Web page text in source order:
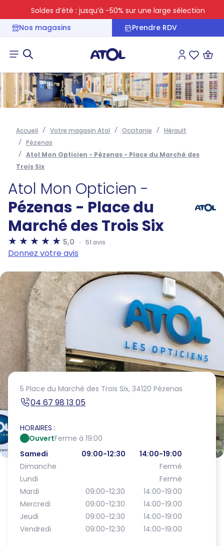
Soldes d’été : jusqu’à -50% sur une large sélection
Nos magasins
Prendre RDV
Connexion
Accueil Votre magasin Atol Occitanie
Hérault
Pézenas
Atol Mon Opticien - Pézenas - Place du Marché des
Trois Six
Atol Mon Opticien -
Pézenas - Place du
Marché des Trois Six
5,0 51 avis
Donnez votre avis
5 Place du Marché des Trois Six, 34120 Pézenas
04 67 98 13 05
HORAIRES :
OuvertFerme à 19:00
Samedi
09:00-12:30
14:00-19:00
Dimanche
Fermé
Lundi
Fermé
Mardi
09:00-12:30
14:00-19:00
Mercredi
09:00-12:30
14:00-19:00
Jeudi
09:00-12:30
14:00-19:00
Vendredi
09:00-12:30 14:00-19:00